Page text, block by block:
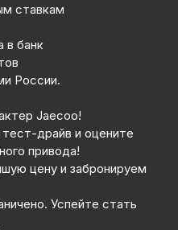
ставкам
в банк
России.
Jaecoo!
драйв и оцените
привода!
цену и забронируем
Успейте стать